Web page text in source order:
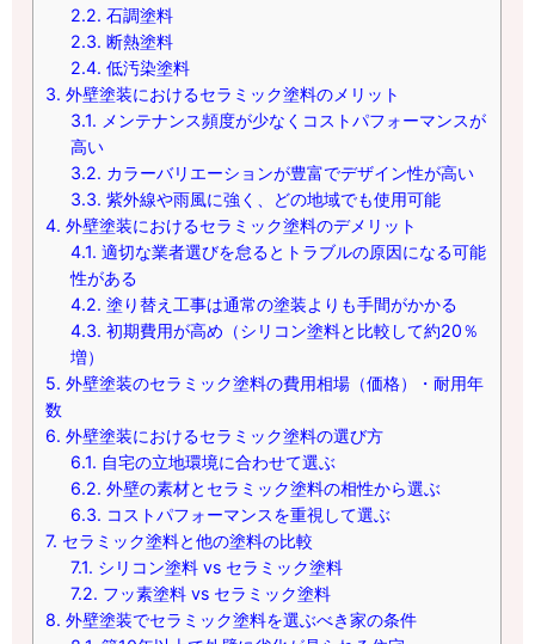
2.2. 石調塗料
2.3. 断熱塗料
2.4. 低汚染塗料
3. 外壁塗装におけるセラミック塗料のメリット
3.1. メンテナンス頻度が少なくコストパフォーマンスが
高い
3.2. カラーバリエーションが豊富でデザイン性が高い
3.3. 紫外線や雨風に強く、どの地域でも使用可能
4. 外壁塗装におけるセラミック塗料のデメリット
4.1. 適切な業者選びを怠るとトラブルの原因になる可能
性がある
4.2. 塗り替え工事は通常の塗装よりも手間がかかる
4.3. 初期費用が高め（シリコン塗料と比較して約20％
増）
5. 外壁塗装のセラミック塗料の費用相場（価格）・耐用年
数
6. 外壁塗装におけるセラミック塗料の選び方
6.1. 自宅の立地環境に合わせて選ぶ
6.2. 外壁の素材とセラミック塗料の相性から選ぶ
6.3. コストパフォーマンスを重視して選ぶ
7. セラミック塗料と他の塗料の比較
7.1. シリコン塗料 vs セラミック塗料
7.2. フッ素塗料 vs セラミック塗料
8. 外壁塗装でセラミック塗料を選ぶべき家の条件